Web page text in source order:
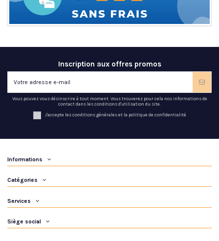
Inscription aux offres promos
Vous pouvez vous désinscrire à tout moment. Vous trouverez pour cela nos informations de
contact dans les conditions d'utilisation du site.
J'accepte les conditions générales et la politique de confidentialité
Informations
Catégories
Services
Siège social